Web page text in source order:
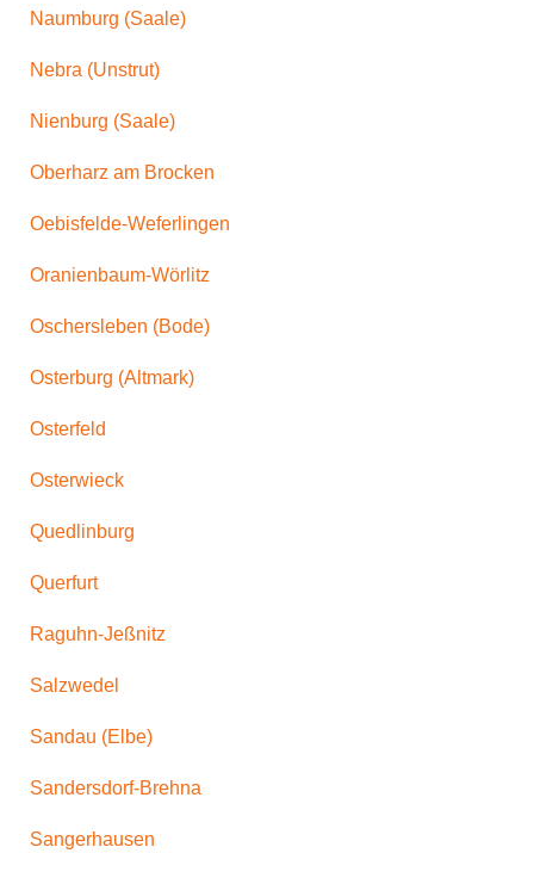
Naumburg (Saale)
Nebra (Unstrut)
Nienburg (Saale)
Oberharz am Brocken
Oebisfelde-Weferlingen
Oranienbaum-Wörlitz
Oschersleben (Bode)
Osterburg (Altmark)
Osterfeld
Osterwieck
Quedlinburg
Querfurt
Raguhn-Jeßnitz
Salzwedel
Sandau (Elbe)
Sandersdorf-Brehna
Sangerhausen